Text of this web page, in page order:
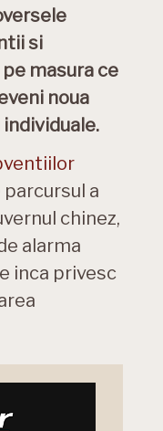
si
masura ce
noua
a
chinez,
alarma
inca privesc